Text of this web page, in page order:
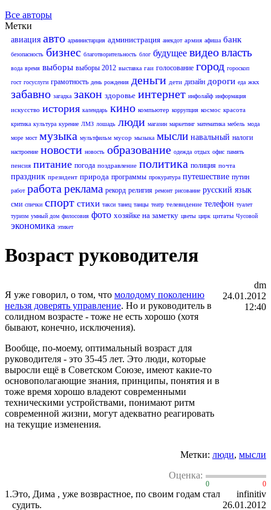
Все авторы
Метки
авиация авто администарция администрация анекдот армия афиша банк
безопасность бизнес благотворительность блог будущее видеовласть
вода время выборы выборы 2012 выставка гаи голосование город гороскоп
гост госуслуги грамотность день рождения деньги дети дизайн дороги еда жкх
забавно загадка закон здоровье интернет инфолайф информация
искусство история календарь кино компьютер коррупция космос красота
критика культура курение ЛМЗ лошадь люди магазин маркетинг математика мебель мода
море мост музыка мультфильм мусор мызыка мысли навальный налоги
настроение новости новость образование одежда отдых офис память
пенсия питание погода поздравление политика полиция почта
праздник президент природа программы прокуратура путешествие путин
работ работа реклама рекорд религия ремонт рисование русский язык
сми спички спорт стихи такси танец танцы театр телевидение телефон туалет
туризм умный дом филосовия фото хозяйке на заметку цветы цирк цитаты Чусовой
экономика этикет
Возраст руководителя
Я уже говорил, о том, что молодому поколению
нельзя доверять управление. Но и руководитель в
солидном возрасте - тоже не есть хорошо (хотя
бывают, конечно, исключения).
Вообще, по-моему, оптимальный возраст для
руководителя - это 35-45 лет. Это люди, которые
выросли ещё в Советском Союзе, имеют какие-то
основополагающие знания, принципы, понятия и в
тоже время хорошо владеют современными
техническими устройствами, понимают ритм
современной жизни, могут адекватно реагировать
на текущие изменения.
dm
24.01.2012
12:40
Метки: люди, мысли
Оценка:
0 0
1.Это, Дима , уже возврастное, по своим годам стал
судить.
infinitiv
26.01.2012